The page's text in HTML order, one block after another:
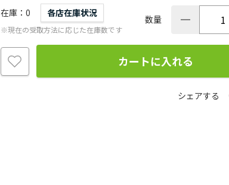
在庫 0 各店在庫状況
※現在の受取方法に応じた在庫数です
数量
カートに入れる
シェアする